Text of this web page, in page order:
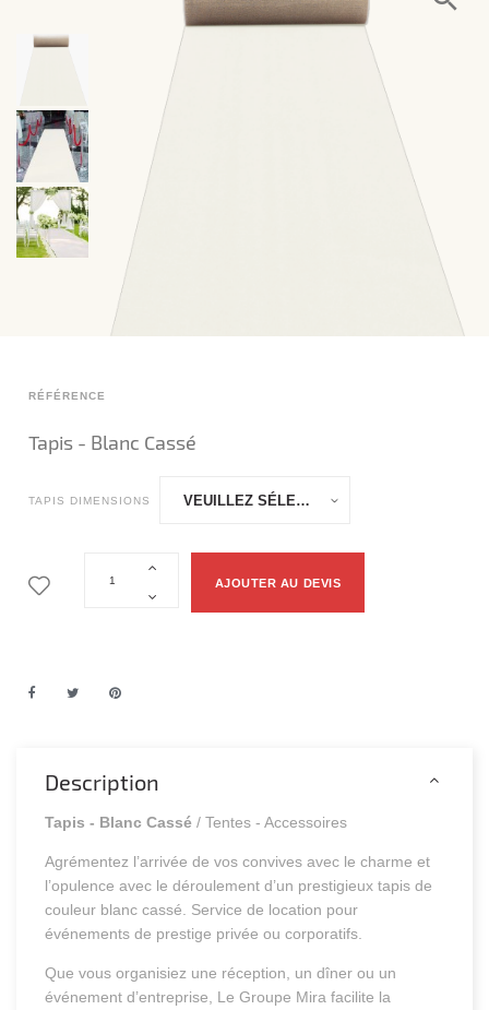
RÉFÉRENCE
Tapis - Blanc Cassé
TAPIS DIMENSIONS
AJOUTER AU DEVIS
Description
Tapis - Blanc Cassé / Tentes - Accessoires
Agrémentez l’arrivée de vos convives avec le charme et
l’opulence avec le déroulement d’un prestigieux tapis de
couleur blanc cassé. Service de location pour
événements de prestige privée ou corporatifs.
Que vous organisiez une réception, un dîner ou un
événement d’entreprise, Le Groupe Mira facilite la